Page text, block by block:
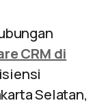
CRM di
Selatan,